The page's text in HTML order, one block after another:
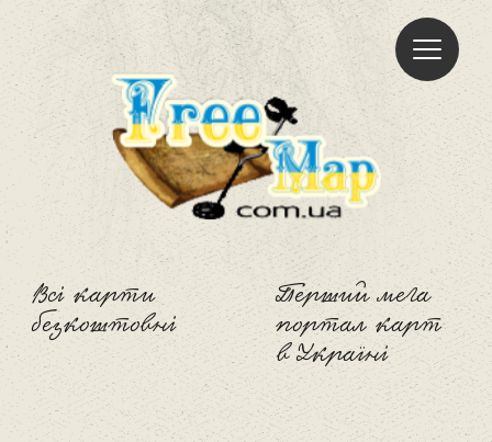
Всі карти
безкоштовні
Freemap
Перший мега
портал карт
в Україні